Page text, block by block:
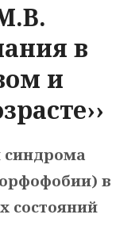
в
и
синдрома
в
состояний